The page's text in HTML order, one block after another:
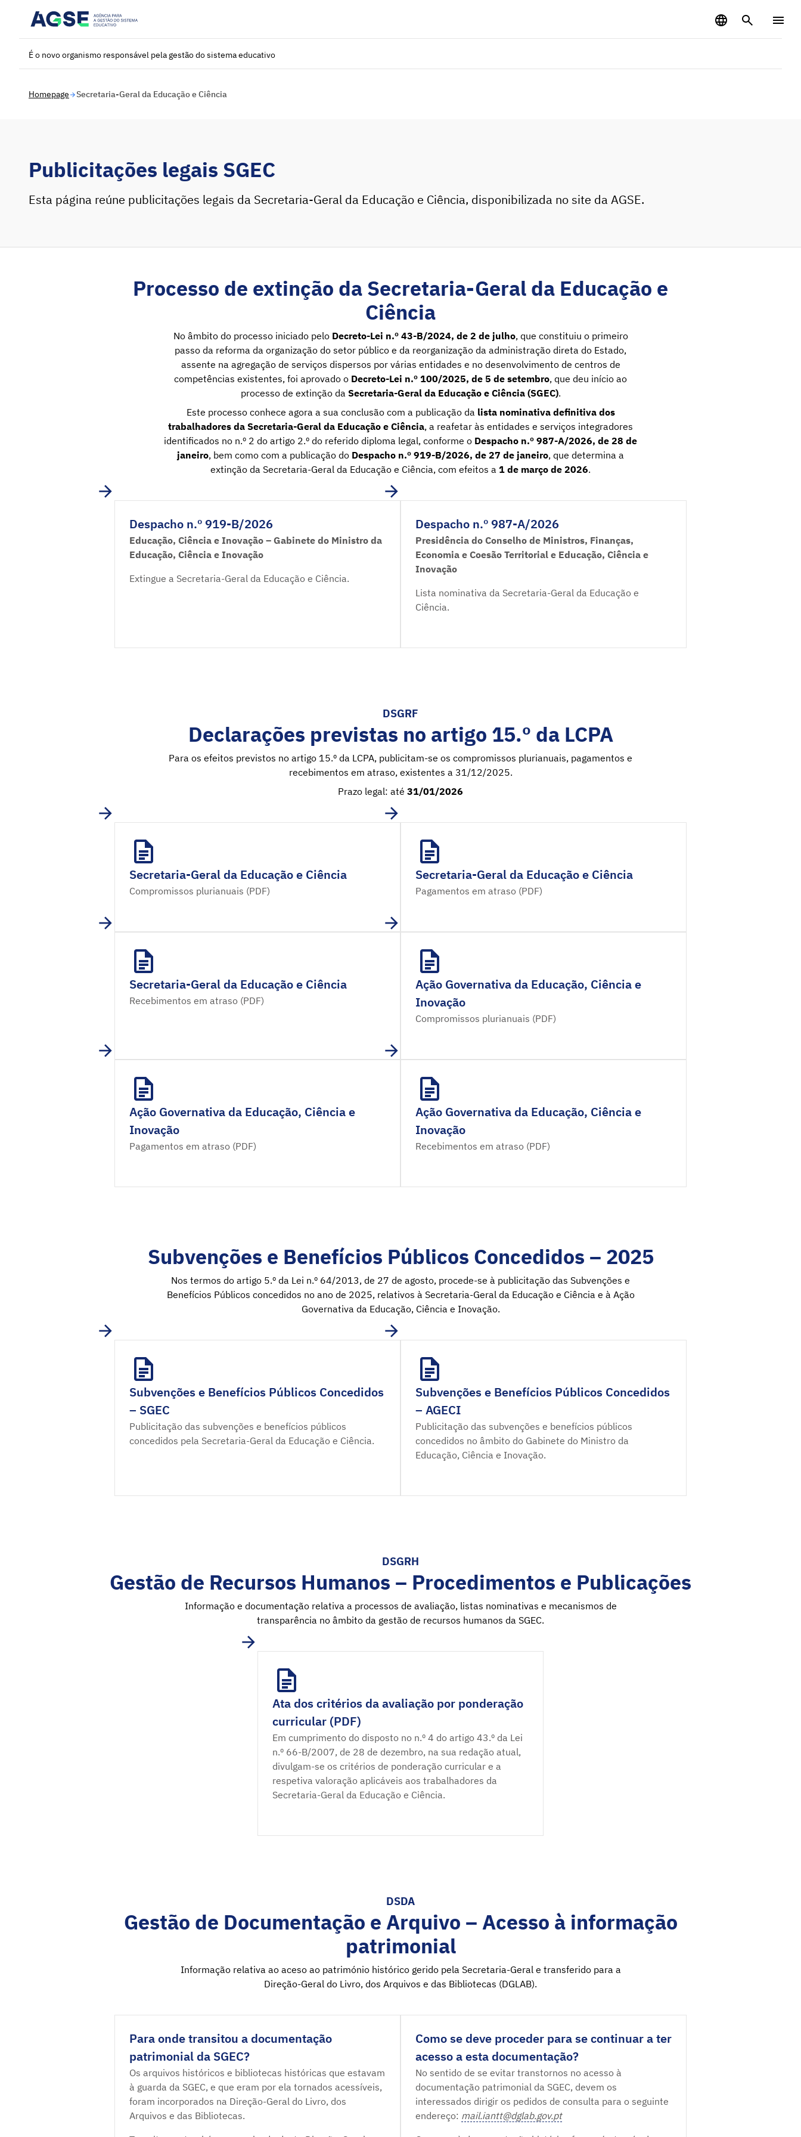
É o novo organismo responsável pela gestão do sistema educativo
Homepage Secretaria-Geral da Educação e Ciência
Publicitações legais SGEC
Esta página reúne publicitações legais da Secretaria-Geral da Educação e Ciência, disponibilizada no site da AGSE.
Processo de extinção da Secretaria-Geral da Educação e
Ciência
No âmbito do processo iniciado pelo Decreto-Lei n.º 43-B/2024, de 2 de julho, que constituiu o primeiro
passo da reforma da organização do setor público e da reorganização da administração direta do Estado,
assente na agregação de serviços dispersos por várias entidades e no desenvolvimento de centros de
competências existentes, foi aprovado o Decreto-Lei n.º 100/2025, de 5 de setembro, que deu início ao
processo de extinção da Secretaria-Geral da Educação e Ciência (SGEC).
Este processo conhece agora a sua conclusão com a publicação da lista nominativa definitiva dos
trabalhadores da Secretaria-Geral da Educação e Ciência, a reafetar às entidades e serviços integradores
identificados no n.º 2 do artigo 2.º do referido diploma legal, conforme o Despacho n.º 987-A/2026, de 28 de
janeiro, bem como com a publicação do Despacho n.º 919-B/2026, de 27 de janeiro, que determina a
extinção da Secretaria-Geral da Educação e Ciência, com efeitos a 1 de março de 2026.
Despacho n.º 919-B/2026
Educação, Ciência e Inovação – Gabinete do Ministro da
Educação, Ciência e Inovação
Extingue a Secretaria-Geral da Educação e Ciência.
Despacho n.º 987-A/2026
Presidência do Conselho de Ministros, Finanças,
Economia e Coesão Territorial e Educação, Ciência e
Inovação
Lista nominativa da Secretaria-Geral da Educação e
Ciência.
DSGRF
Declarações previstas no artigo 15.º da LCPA
Para os efeitos previstos no artigo 15.º da LCPA, publicitam-se os compromissos plurianuais, pagamentos e
recebimentos em atraso, existentes a 31/12/2025.
Prazo legal: até 31/01/2026
Secretaria-Geral da Educação e Ciência
Compromissos plurianuais (PDF)
Secretaria-Geral da Educação e Ciência
Pagamentos em atraso (PDF)
Secretaria-Geral da Educação e Ciência
Recebimentos em atraso (PDF)
Ação Governativa da Educação, Ciência e
Inovação
Compromissos plurianuais (PDF)
Ação Governativa da Educação, Ciência e
Inovação
Pagamentos em atraso (PDF)
Ação Governativa da Educação, Ciência e
Inovação
Recebimentos em atraso (PDF)
Subvenções e Benefícios Públicos Concedidos – 2025
Nos termos do artigo 5.º da Lei n.º 64/2013, de 27 de agosto, procede-se à publicitação das Subvenções e
Benefícios Públicos concedidos no ano de 2025, relativos à Secretaria-Geral da Educação e Ciência e à Ação
Governativa da Educação, Ciência e Inovação.
Subvenções e Benefícios Públicos Concedidos
– SGEC
Publicitação das subvenções e benefícios públicos
concedidos pela Secretaria-Geral da Educação e Ciência.
Subvenções e Benefícios Públicos Concedidos
– AGECI
Publicitação das subvenções e benefícios públicos
concedidos no âmbito do Gabinete do Ministro da
Educação, Ciência e Inovação.
DSGRH
Gestão de Recursos Humanos – Procedimentos e Publicações
Informação e documentação relativa a processos de avaliação, listas nominativas e mecanismos de
transparência no âmbito da gestão de recursos humanos da SGEC.
Ata dos critérios da avaliação por ponderação
curricular (PDF)
Em cumprimento do disposto no n.º 4 do artigo 43.º da Lei
n.º 66-B/2007, de 28 de dezembro, na sua redação atual,
divulgam-se os critérios de ponderação curricular e a
respetiva valoração aplicáveis aos trabalhadores da
Secretaria-Geral da Educação e Ciência.
DSDA
Gestão de Documentação e Arquivo – Acesso à informação
patrimonial
Informação relativa ao aceso ao património histórico gerido pela Secretaria-Geral e transferido para a
Direção-Geral do Livro, dos Arquivos e das Bibliotecas (DGLAB).
Para onde transitou a documentação
patrimonial da SGEC?
Os arquivos históricos e bibliotecas históricas que estavam
à guarda da SGEC, e que eram por ela tornados acessíveis,
foram incorporados na Direção-Geral do Livro, dos
Arquivos e das Bibliotecas.
Como se deve proceder para se continuar a ter
acesso a esta documentação?
No sentido de se evitar transtornos no acesso à
documentação patrimonial da SGEC, devem os
interessados dirigir os pedidos de consulta para o seguinte
endereço: mail.iantt@dglab.gov.pt